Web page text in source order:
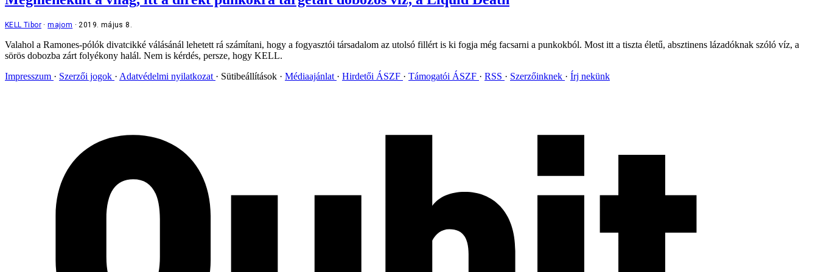
KELL Tibor majom 2019. május 8.
Valahol a Ramones-pólók divatcikké válásánál lehetett rá számítani, hogy a fogyasztói társadalom az utolsó fillért is ki fogja még facsarni a punkokból. Most itt a tiszta életű, absztinens lázadóknak szóló víz, a
sörös dobozba zárt folyékony halál. Nem is kérdés, persze, hogy KELL.
Impresszum
Szerzői jogok Adatvédelmi nyilatkozat Sütibeállítások Médiaajánlat Hirdetői ÁSZF Támogatói ÁSZF RSS Szerzőinknek Írj nekünk